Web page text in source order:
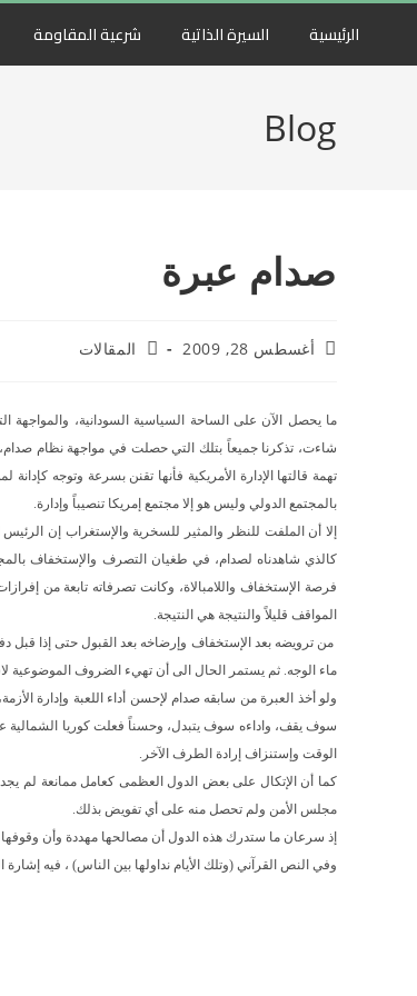
الرئيسية السيرة الذاتية شرعية المقاومة
Blog
صدام عبرة
أغسطس 28, 2009 المقالات
ما يحصل الآن على الساحة السياسية السودانية، والمواجهة
شاءت، تذكرنا جميعاً بتلك التي حصلت في مواجهة نظام صدام،
تهمة قالتها الإدارة الأمريكية فأنها تقنن بسرعة وتوجه
بالمجتمع الدولي وليس هو إلا مجتمع إمريكا تنصيباً وإدارة.
إلا أن الملفت للنظر والمثير للسخرية والإستغراب إن
كالذي شاهدناه لصدام، في طغيان التصرف والإستخفاف
فرصة الإستخفاف واللامبالاة، وكانت تصرفاته تابعة من
المواقف قليلاً والنتيجة هي النتيجة.
من ترويضه بعد الإستخفاف وإرضاخه بعد القبول حتى إذا
ماء الوجه. ثم يستمر الحال الى أن تهيء الضروف الموضوعية
ولو أخذ العبرة من سابقه صدام لإحسن أداء اللعبة وإدارة
سوف يقف، واداءه سوف يتبدل، وحسناً فعلت كوريا الشمالية
الوقت وإستنزاف إرادة الطرف الآخر.
كما أن الإتكال على بعض الدول العظمى كعامل ممانعة لم
مجلس الأمن ولم تحصل منه على أي تفويض بذلك.
إذ سرعان ما ستدرك هذه الدول أن مصالحها مهددة وأن وقوفها
وفي النص القرآني (وتلك الأيام نداولها بين الناس) ، فيه إشارة